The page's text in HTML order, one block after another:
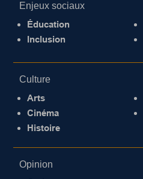
Enjeux sociaux
Éducation
Inclusion
Culture
Arts
Cinéma
Histoire
Opinion